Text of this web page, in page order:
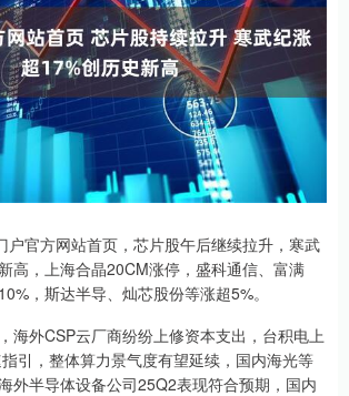
官方网站首页，芯片股午后继续拉升，寒武
高，上海合晶20CM涨停，盛科通信、富满
，斯达半导、灿芯股份等涨超5%。
外CSP云厂商纷纷上修资本支出，台积电上
引，整体算力景气度有望延续，国内海光等
外半导体设备公司25Q2表现符合预期，国内